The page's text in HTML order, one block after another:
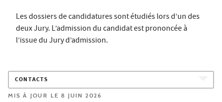
Les dossiers de candidatures sont étudiés lors d’un des
deux Jury. L’admission du candidat est prononcée à
l’issue du Jury d’admission.
CONTACTS
MIS À JOUR LE 8 JUIN 2026